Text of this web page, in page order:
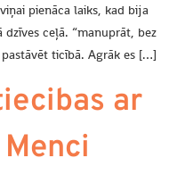
pienāca laiks, kad bija
ceļā. “manuprāt, bez
ticībā. Agrāk es […]
ar